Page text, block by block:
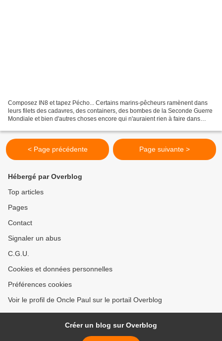
Composez IN8 et tapez Pécho... Certains marins-pêcheurs ramènent dans
leurs filets des cadavres, des containers, des bombes de la Seconde Guerre
Mondiale et bien d'autres choses encore qui n'auraient rien à faire dans
< Page précédente Page suivante >
Hébergé par Overblog
Top articles
Pages
Contact
Signaler un abus
C.G.U.
Cookies et données personnelles
Préférences cookies
Voir le profil de Oncle Paul sur le portail Overblog
Créer un blog sur Overblog